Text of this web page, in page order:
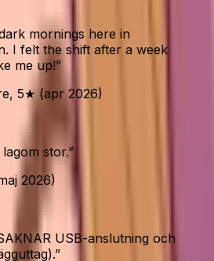
mornings here in
I felt the shift after a week
me up!”
5★ (apr 2026)
stor.”
2026)
USB-anslutning och
”